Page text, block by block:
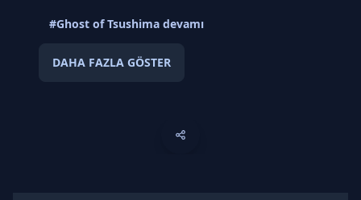
#Ghost of Tsushima devamı
DAHA FAZLA GÖSTER